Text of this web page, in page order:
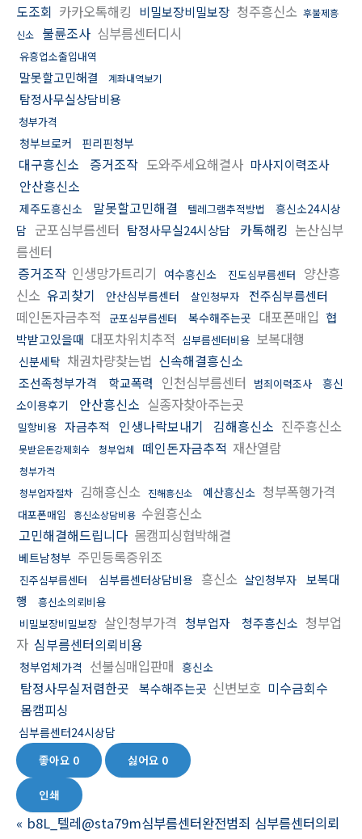
도조회 카카오톡해킹 비밀보장비밀보장 청주흥신소 후불제흥
신소
불륜조사 심부름센터디시
유흥업소출입내역
말못할고민해결 계좌내역보기
탐정사무실상담비용
청부가격
청부브로커 핀리핀청부
대구흥신소 증거조작 도와주세요해결사 마사지이력조사
안산흥신소
제주도흥신소 말못할고민해결 텔레그램추적방법
흥신소24시상
담 군포심부름센터 탐정사무실24시상담 카톡해킹 논산심부
름센터
증거조작 인생망가트리기 여수흥신소 진도심부름센터
양산흥
신소 유괴찾기 안산심부름센터 살인청부자 전주심부름센터
떼인돈자금추적 군포심부름센터 복수해주는곳 대포폰매입 협
박받고있을때 대포차위치추적 심부름센터비용 보복대행
신분세탁 채권차량찾는법 신속해결흥신소
조선족청부가격 학교폭력 인천심부름센터 범죄이력조사
흥신
소이용후기
안산흥신소 실종자찾아주는곳
밀항비용 자금추적 인생나락보내기 김해흥신소 진주흥신소
못받은돈강제회수 청부업체 떼인돈자금추적 재산열람
청부가격
청부업자절차 김해흥신소 진해흥신소 예산흥신소 청부폭행가격
대포폰매입 흥신소상담비용 수원흥신소
고민해결해드립니다 몸캠피싱협박해결
베트남청부 주민등록증위조
진주심부름센터 심부름센터상담비용 흥신소 살인청부자 보복대
행
흥신소의뢰비용
비밀보장비밀보장 살인청부가격 청부업자 청주흥신소 청부업
자 심부름센터의뢰비용
청부업체가격 선불심매입판매 흥신소
탐정사무실저렴한곳 복수해주는곳 신변보호 미수금회수
몸캠피싱
심부름센터24시상담
좋아요 0 싫어요 0
인쇄
« b8L_텔레@sta79m심부름센터완전범죄 심부름센터의뢰